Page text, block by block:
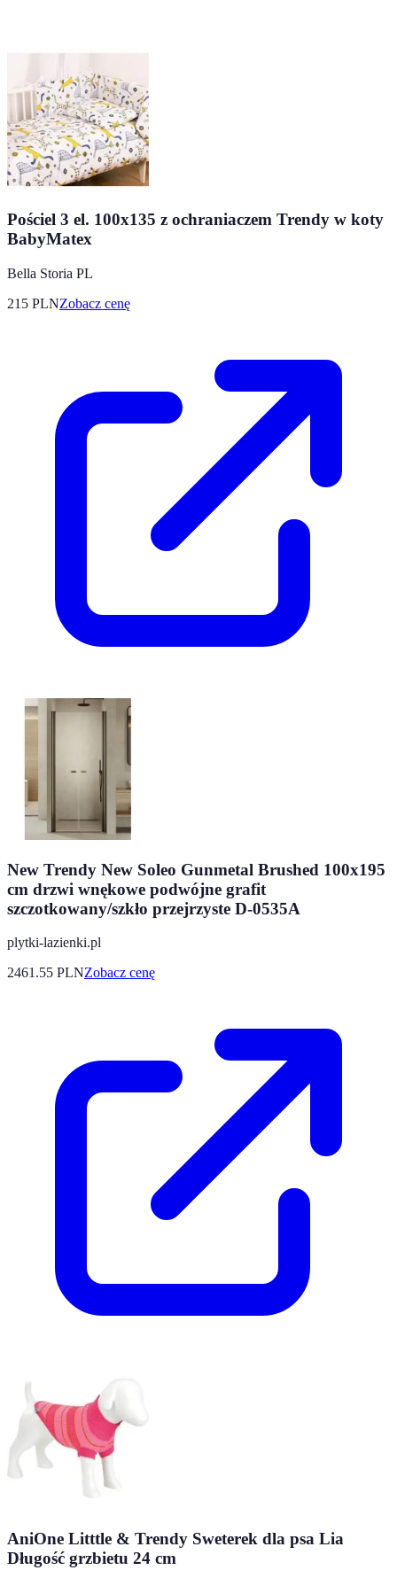
Pościel 3 el. 100x135 z ochraniaczem Trendy w koty
BabyMatex
Bella Storia PL
215 PLNZobacz cenę
New Trendy New Soleo Gunmetal Brushed 100x195
cm drzwi wnękowe podwójne grafit
szczotkowany/szkło przejrzyste D-0535A
plytki-lazienki.pl
2461.55 PLNZobacz cenę
AniOne Litttle & Trendy Sweterek dla psa Lia
Długość grzbietu 24 cm